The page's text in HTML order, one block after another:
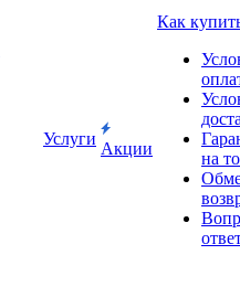
Услуги
Акции
Как
на